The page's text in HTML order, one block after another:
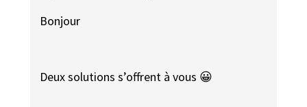
Bonjour
Deux solutions s’offrent à vous 😀